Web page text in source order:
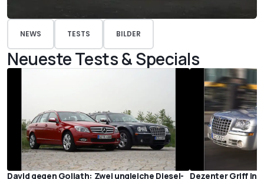
NEWS TESTS BILDER
Neueste Tests & Specials
David gegen Goliath: Zwei ungleiche Diesel-
Dezenter Griff ins